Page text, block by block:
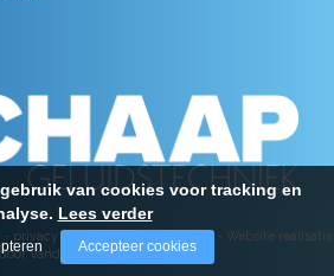
- privacy - algemene voorwaarden- Website realisatie
door Vanderperk Groep
van cookies voor tracking en
Lees verder
Accepteer cookies